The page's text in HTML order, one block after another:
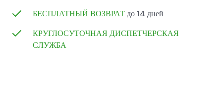
БЕСПЛАТНЫЙ ВОЗВРАТдо 14 дней
КРУГЛОСУТОЧНАЯ ДИСПЕТЧЕРСКАЯ
СЛУЖБА